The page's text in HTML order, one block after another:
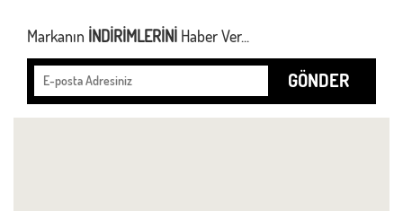
Markanın İNDİRİMLERİNİ Haber Ver...
GÖNDER